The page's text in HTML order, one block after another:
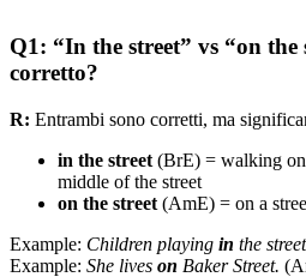
Q1: “In the street” vs “on the
corretto?
R: Entrambi sono corretti, ma
in the street (BrE) = walking
middle of the street
on the street (AmE) = on a
Example: Children playing in the
Example: She lives on Baker Street.